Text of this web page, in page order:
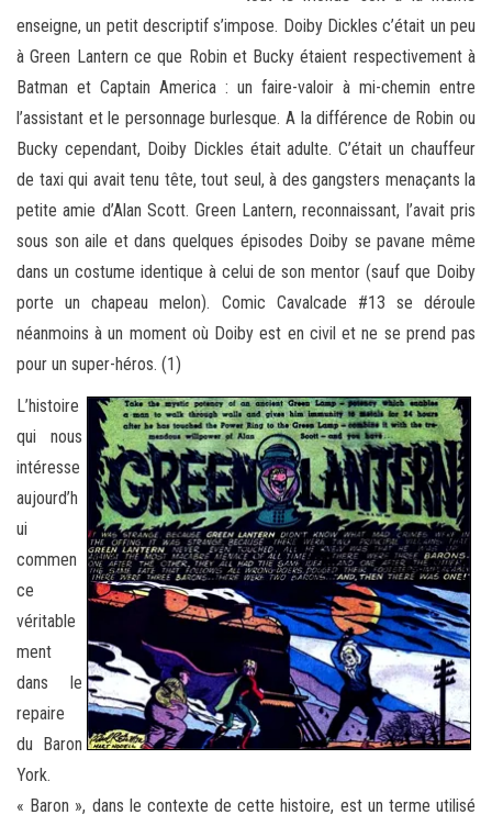
enseigne, un petit descriptif s’impose. Doiby Dickles c’était un peu
à Green Lantern ce que Robin et Bucky étaient respectivement à
Batman et Captain America : un faire-valoir à mi-chemin entre
l’assistant et le personnage burlesque. A la différence de Robin ou
Bucky cependant, Doiby Dickles était adulte. C’était un chauffeur
de taxi qui avait tenu tête, tout seul, à des gangsters menaçants la
petite amie d’Alan Scott. Green Lantern, reconnaissant, l’avait pris
sous son aile et dans quelques épisodes Doiby se pavane même
dans un costume identique à celui de son mentor (sauf que Doiby
porte un chapeau melon). Comic Cavalcade #13 se déroule
néanmoins à un moment où Doiby est en civil et ne se prend pas
pour un super-héros. (1)
L’histoire
qui nous
intéresse
aujourd’h
ui
commen
ce
véritable
ment
dans le
repaire
du Baron
York.
« Baron », dans le contexte de cette histoire, est un terme utilisé